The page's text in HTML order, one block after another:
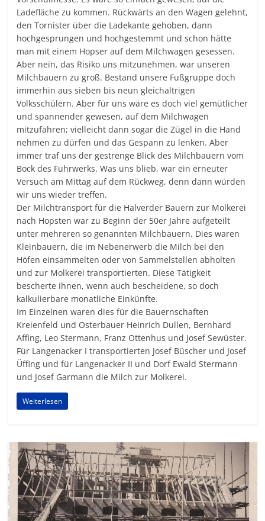
Ladefläche zu kommen. Rückwärts an den Wagen gelehnt,
den Tornister über die Ladekante gehoben, dann
hochgesprungen und hochgestemmt und schon hätte
man mit einem Hopser auf dem Milchwagen gesessen.
Aber nein, das Risiko uns mitzunehmen, war unseren
Milchbauern zu groß. Bestand unsere Fußgruppe doch
immerhin aus sieben bis neun gleichaltrigen
Volksschülern. Aber für uns wäre es doch viel gemütlicher
und spannender gewesen, auf dem Milchwagen
mitzufahren; vielleicht dann sogar die Zügel in die Hand
nehmen zu dürfen und das Gespann zu lenken. Aber
immer traf uns der gestrenge Blick des Milchbauern vom
Bock des Fuhrwerks. Was uns blieb, war ein erneuter
Versuch am Mittag auf dem Rückweg, denn dann würden
wir uns wieder treffen.
Der Milchtransport für die Halverder Bauern zur Molkerei
nach Hopsten war zu Beginn der 50er Jahre aufgeteilt
unter mehreren so genannten Milchbauern. Dies waren
Kleinbauern, die im Nebenerwerb die Milch bei den
Höfen einsammelten oder von Sammelstellen abholten
und zur Molkerei transportierten. Diese Tätigkeit
bescherte ihnen, wenn auch bescheidene, so doch
kalkulierbare monatliche Einkünfte.
Im Einzelnen waren dies für die Bauernschaften
Kreienfeld und Osterbauer Heinrich Dullen, Bernhard
Affing, Leo Stermann, Franz Ottenhus und Josef Sewüster.
Für Langenacker I transportierten Josef Büscher und Josef
Üffing und für Langenacker II und Dorf Ewald Stermann
und Josef Garmann die Milch zur Molkerei.
Weiterlesen